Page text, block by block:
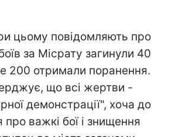
цьому повідомляють про
за Місрату загинули 40
200 отримали поранення.
що всі жертви -
демонстрації", хоча до
важкі бої і знищення